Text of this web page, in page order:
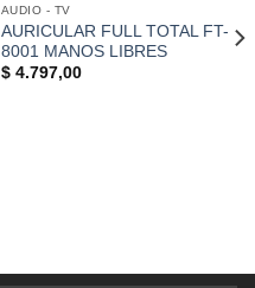
AUDIO - TV
AURICULAR FULL TOTAL FT-
8001 MANOS LIBRES
$4.797,00